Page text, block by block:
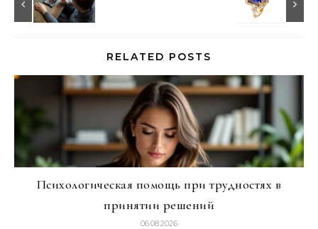
RELATED POSTS
Психологическая помощь при трудностях в
принятии решений
06.08.2026